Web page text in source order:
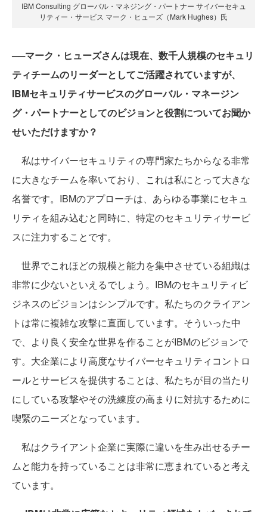
IBM Consulting グローバル・マネジング・パートナー サイバーセキュ
リティー・サービス マーク・ヒューズ（Mark Hughes）氏
──マーク・ヒューズさんは現在、数千人規模のセキュリ
ティチームのリーダーとしてご活躍されていますが、
IBMセキュリティサービスのグローバル・マネージン
グ・パートナーとしてのビジョンと役割についてお聞か
せいただけますか？
私はサイバーセキュリティの専門家たちからなる非常
に大きなチームを率いており、これは私にとって大きな
名誉です。IBMのアプローチは、あらゆる事業にセキュ
リティを組み込むと同時に、特定のセキュリティサービ
スに注力することです。
世界でこれほどの規模と能力を集中させている組織は
非常に少ないといえるでしょう。IBMのセキュリティビ
ジネスのビジョンはシンプルです。私たちのクライアン
トは常に複雑な攻撃に直面しています。そういった中
で、より良く安全な世界を作ることがIBMのビジョンで
す。大企業により高度なサイバーセキュリティコントロ
ールとサービスを提供することは、私たちが目の当たり
にしている攻撃やその洗練度の高まりに対抗するために
喫緊のニーズとなっています。
私はクライアント企業に実際に違いを生み出せるチー
ムと能力を持っていることは非常に恵まれていると考え
ています。